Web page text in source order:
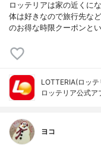
ロッテリアは家の近くに
体は好きなので旅行先な
のお得な時限クーポンと
LOTTERIA(ロッテ
ロッテリア公式ア
ヨコ